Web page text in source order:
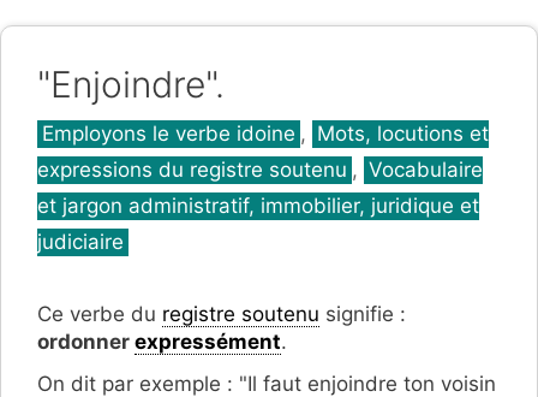
"Enjoindre".
Catégories
Employons le verbe idoine , Mots, locutions et
expressions du registre soutenu , Vocabulaire
et jargon administratif, immobilier, juridique et
judiciaire
Ce verbe du registre soutenu signifie :
ordonner expressément.
On dit par exemple : "Il faut enjoindre ton voisin